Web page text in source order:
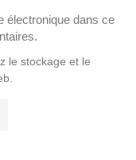
électronique dans ce
le stockage et le